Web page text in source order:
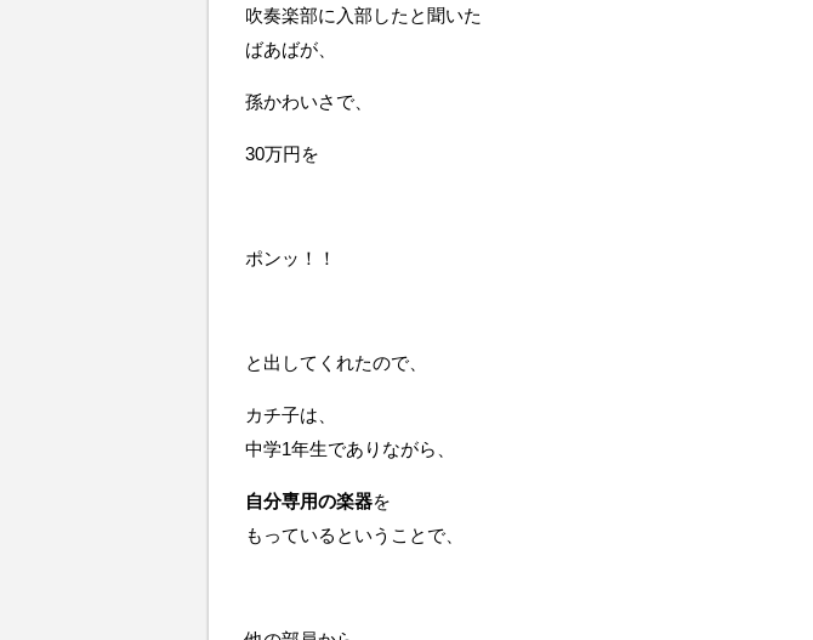
吹奏楽部に入部したと聞いた
ばあばが、
孫かわいさで、
30万円を
ポンッ！！
と出してくれたので、
カチ子は、
中学1年生でありながら、
自分専用の楽器を
もっているということで、